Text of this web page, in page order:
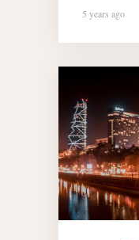
5 years ago